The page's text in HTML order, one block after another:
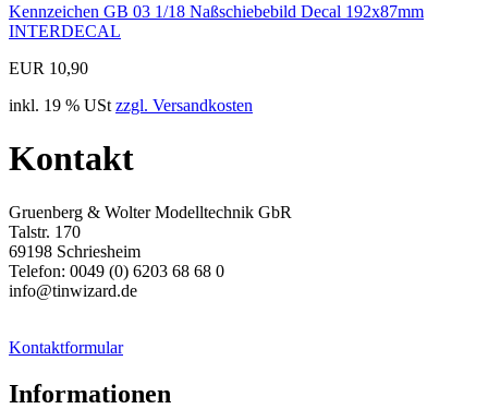
Kennzeichen GB 03 1/18 Naßschiebebild Decal 192x87mm
INTERDECAL
EUR 10,90
inkl. 19 % USt zzgl. Versandkosten
Kontakt
Gruenberg & Wolter Modelltechnik GbR
Talstr. 170
69198 Schriesheim
Telefon: 0049 (0) 6203 68 68 0
info@tinwizard.de
Kontaktformular
Informationen